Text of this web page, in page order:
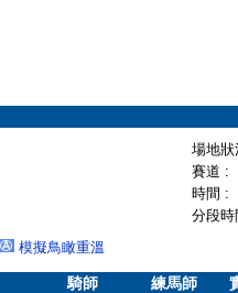
場地
賽道 :
時間 :
分段
模擬鳥瞰重溫
騎師 練馬師